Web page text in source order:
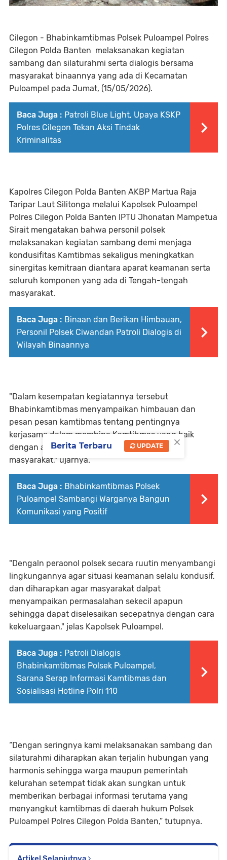
Cilegon - Bhabinkamtibmas Polsek Puloampel Polres
Cilegon Polda Banten melaksanakan kegiatan
sambang dan silaturahmi serta dialogis bersama
masyarakat binaannya yang ada di Kecamatan
Puloampel pada Jumat, (15/05/2026).
Baca Juga : Patroli Blue Light, Upaya KSKP
Polres Cilegon Tekan Aksi Tindak
Kriminalitas
Kapolres Cilegon Polda Banten AKBP Martua Raja
Taripar Laut Silitonga melalui Kapolsek Puloampel
Polres Cilegon Polda Banten IPTU Jhonatan Mampetua
Sirait mengatakan bahwa personil polsek
melaksanakan kegiatan sambang demi menjaga
kondusifitas Kamtibmas sekaligus meningkatkan
sinergitas kemitraan diantara aparat keamanan serta
seluruh komponen yang ada di Tengah-tengah
masyarakat.
Baca Juga : Binaan dan Berikan Himbauan,
Personil Polsek Ciwandan Patroli Dialogis di
Wilayah Binaannya
"Dalam kesempatan kegiatannya tersebut
Bhabinkamtibmas menyampaikan himbauan dan
pesan pesan kamtibmas tentang pentingnya
kerjasama dalam membina Kamtibmas yang baik
dengan aparat pemerintahan setempat juga
masyarakat," ujarnya.
Baca Juga : Bhabinkamtibmas Polsek
Puloampel Sambangi Warganya Bangun
Komunikasi yang Positif
"Dengaln peraonol polsek secara ruutin menyambangi
lingkungannya agar situasi keamanan selalu kondusif,
dan diharapkan agar masyarakat dalpat
menyampaikan permasalahan sekecil apapun
sehingga dapat diselesaikan secepatnya dengan cara
kekeluargaan," jelas Kapolsek Puloampel.
Baca Juga : Patroli Dialogis
Bhabinkamtibmas Polsek Puloampel,
Sarana Serap Informasi Kamtibmas dan
Sosialisasi Hotline Polri 110
“Dengan seringnya kami melaksanakan sambang dan
silaturahmi diharapkan akan terjalin hubungan yang
harmonis sehingga warga maupun pemerintah
kelurahan setempat tidak akan sungkan untuk
memberikan berbagai informasi terutama yang
menyangkut kamtibmas di daerah hukum Polsek
Puloampel Polres Cilegon Polda Banten,” tutupnya.
×
Berita Terbaru UPDATE